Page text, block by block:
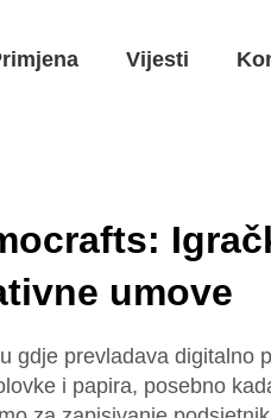
Vijesti
umove
gdje prevladava digitalno
i papira, posebno